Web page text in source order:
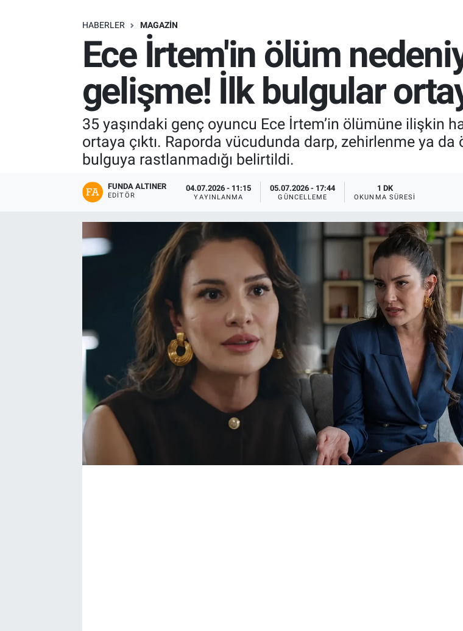
HABERLER MAGAZIN
Ece İrtem'in ölüm
gelişme! İlk bulgular
35 yaşındaki genç oyuncu Ece İrtem’in ölümüne ilişkin
ortaya çıktı. Raporda vücudunda darp, zehirlenme ya
bulguya rastlanmadığı belirtildi.
FUNDA ALTINER
EDITÖR
04.07.2026 - 11:15
YAYINLANMA
05.07.2026 - 17:44
GÜNCELLEME
1 DK
OKUNMA SÜRESI
ÖZEL HABER
RESMİ İLANLAR
İletişim/Künye
Gözden Kaçmasın
İletişim (Künye)